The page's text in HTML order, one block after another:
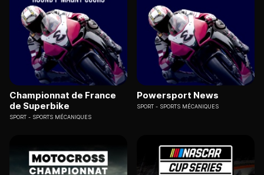
Championnat de France
de Superbike
SPORT SPORTS MÉCANIQUES
Powersport News
SPORT SPORTS MÉCANIQUES